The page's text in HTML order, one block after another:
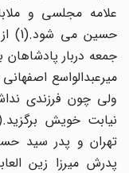
علامه مجلسی و
حسین
جمعه دربار پادشاهان
میرعبدالواسع
ولی چون فرزندی
پدرش میرزا زین